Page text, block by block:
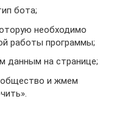
бота;
необходимо
работы программы;
данным на странице;
и жмем